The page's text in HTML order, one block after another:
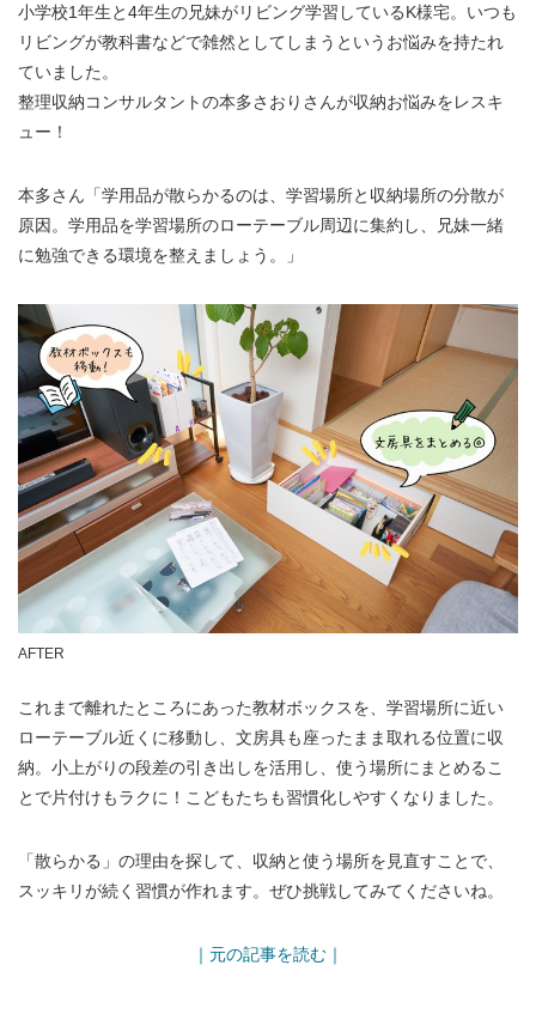
小学校1年生と4年生の兄妹がリビング学習しているK様宅。いつも
リビングが教科書などで雑然としてしまうというお悩みを持たれ
ていました。
整理収納コンサルタントの本多さおりさんが収納お悩みをレスキ
ュー！
本多さん「学用品が散らかるのは、学習場所と収納場所の分散が
原因。学用品を学習場所のローテーブル周辺に集約し、兄妹一緒
に勉強できる環境を整えましょう。」
AFTER
これまで離れたところにあった教材ボックスを、学習場所に近い
ローテーブル近くに移動し、文房具も座ったまま取れる位置に収
納。小上がりの段差の引き出しを活用し、使う場所にまとめるこ
とで片付けもラクに！こどもたちも習慣化しやすくなりました。
「散らかる」の理由を探して、収納と使う場所を見直すことで、
スッキリが続く習慣が作れます。ぜひ挑戦してみてくださいね。
｜元の記事を読む｜